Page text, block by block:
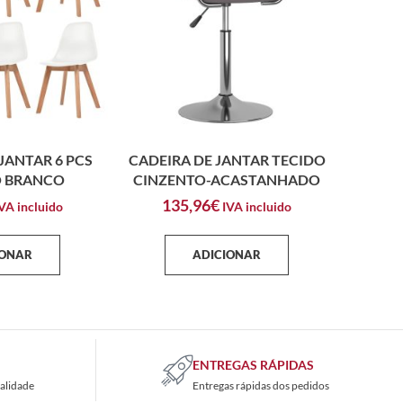
6 PCS
BRANCO
incluido
CADEIRA DE JANTAR TECIDO
CINZENTO-ACASTANHADO
135,96€ IVA incluido
ADICIONAR
ENTREGAS RÁPIDAS
Entregas rápidas dos pedidos